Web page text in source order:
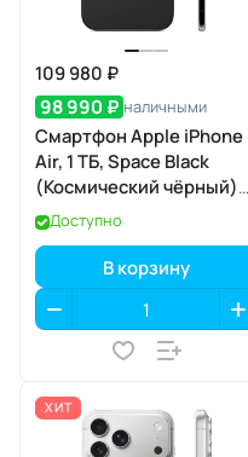
109 980 ₽
98 990 ₽ наличными
Смартфон Apple iPhone
Air, 1 ТБ, Space Black
(Космический чёрный)
Dual eSIM
Доступно
В корзину
ХИТ